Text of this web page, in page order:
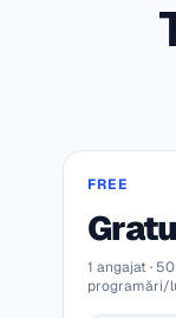
FREE
1 angajat · 50
programări/